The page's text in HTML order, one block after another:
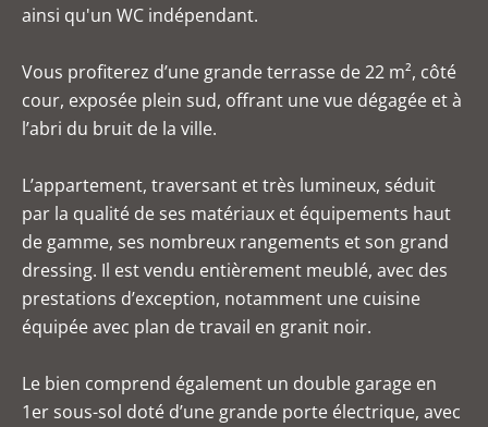
ainsi qu'un WC indépendant.
Vous profiterez d’une grande terrasse de 22 m², côté
cour, exposée plein sud, offrant une vue dégagée et à
l’abri du bruit de la ville.
L’appartement, traversant et très lumineux, séduit
par la qualité de ses matériaux et équipements haut
de gamme, ses nombreux rangements et son grand
dressing. Il est vendu entièrement meublé, avec des
prestations d’exception, notamment une cuisine
équipée avec plan de travail en granit noir.
Le bien comprend également un double garage en
1er sous-sol doté d’une grande porte électrique, avec